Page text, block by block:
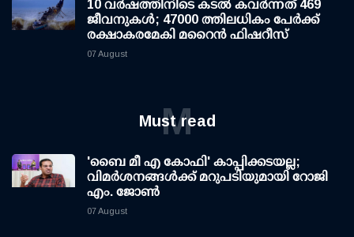
10 വര്‍ഷത്തിനിടെ കടല്‍ കവര്‍ന്നത് 469
ജീവനുകള്‍; 47000 ത്തിലധികം പേര്‍ക്ക്
രക്ഷാകരമേകി മറൈന്‍ ഫിഷറീസ്
07 August
Must read
M
'ബൈ മീ എ കോഫി' കാപ്പിക്കടയല്ല;
വിമര്‍ശനങ്ങള്‍ക്ക് മറുപടിയുമായി റോജി
എം. ജോണ്‍
07 August